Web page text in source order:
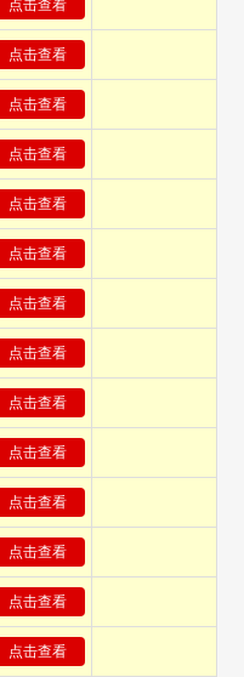
点击查看
点击查看
点击查看
点击查看
点击查看
点击查看
点击查看
点击查看
点击查看
点击查看
点击查看
点击查看
点击查看
点击查看